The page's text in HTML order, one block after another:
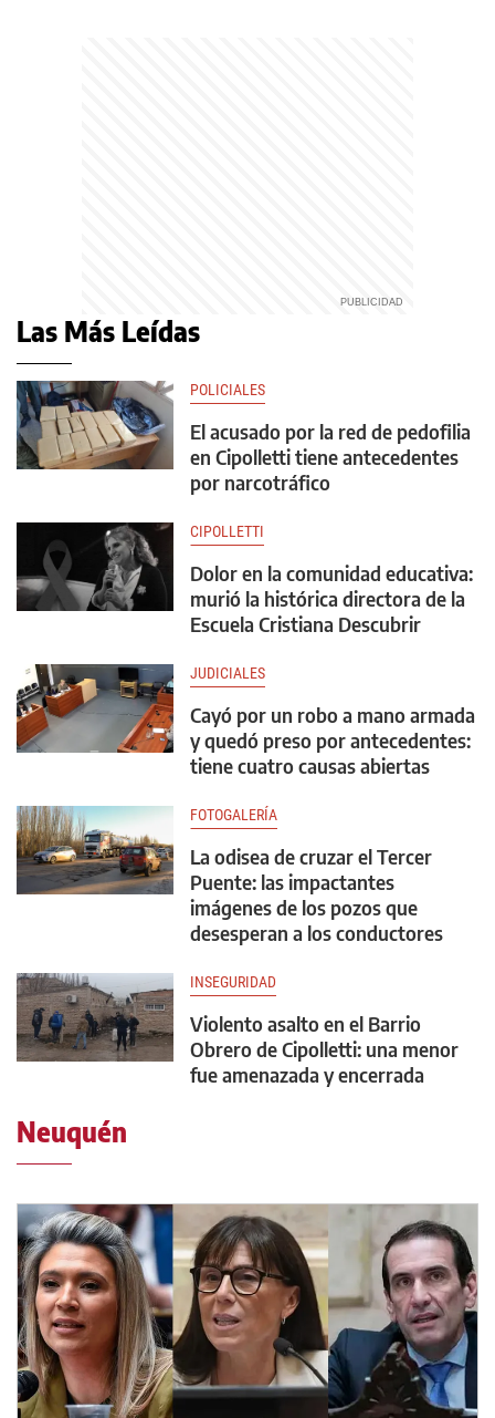
Las Más Leídas
POLICIALES
El acusado por la red de pedofilia
en Cipolletti tiene antecedentes
por narcotráfico
CIPOLLETTI
Dolor en la comunidad educativa:
murió la histórica directora de la
Escuela Cristiana Descubrir
JUDICIALES
Cayó por un robo a mano armada
y quedó preso por antecedentes:
tiene cuatro causas abiertas
FOTOGALERÍA
La odisea de cruzar el Tercer
Puente: las impactantes
imágenes de los pozos que
desesperan a los conductores
INSEGURIDAD
Violento asalto en el Barrio
Obrero de Cipolletti: una menor
fue amenazada y encerrada
Neuquén